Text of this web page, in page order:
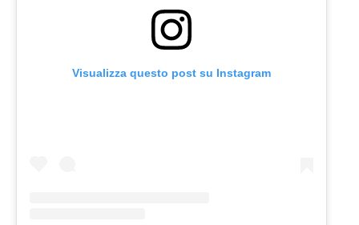
Visualizza questo post su Instagram